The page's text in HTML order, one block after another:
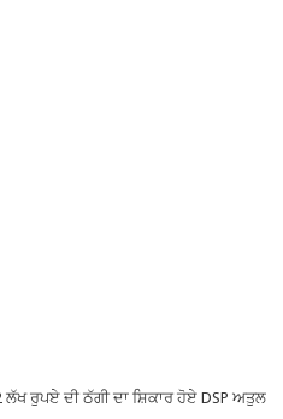
ਲੱਖ ਰੁਪਏ ਦੀ ਠੱਗੀ ਦਾ ਸ਼ਿਕਾਰ ਹੋਏ DSP ਅਤੁਲ